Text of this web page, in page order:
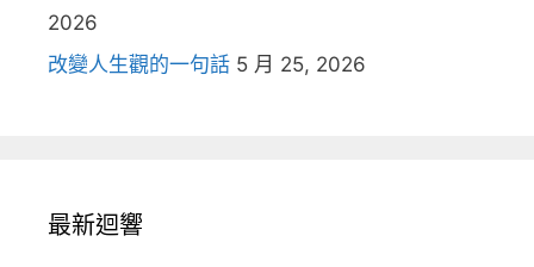
2026
改變人生觀的一句話 5 月 25, 2026
最新迴響